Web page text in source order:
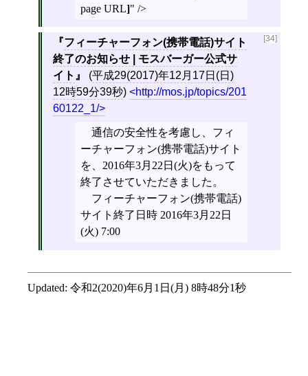
page URL]" />
[34]
フィーチャーフォン(携帯電話)サイト
終了のお知らせ | モスバーガー公式サ
イト
(平成29(2017)年12月17日(日)
12時59分39秒)
http://mos.jp/topics/201
60122_1/
通信の安全性を考慮し、フィ
ーチャーフォン(携帯電話)サイト
を、2016年3月22日(火)をもって
終了させていただきました。
フィーチャーフォン(携帯電話)
サイト終了日時 2016年3月22日
(火) 7:00
Updated: 令和2(2020)年6月1日(月) 8時48分1秒